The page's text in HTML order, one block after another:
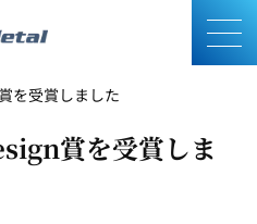
メ
を受賞しました
賞を受賞しま